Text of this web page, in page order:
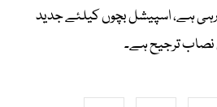
ہے، اسپیشل بچوں کیلئے جدید
نصاب ترجیح ہے۔